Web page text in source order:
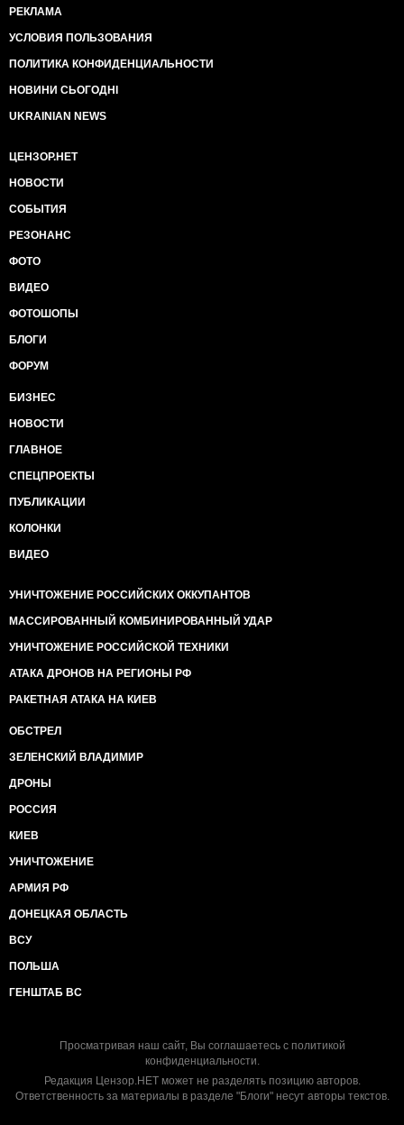
РЕКЛАМА
УСЛОВИЯ ПОЛЬЗОВАНИЯ
ПОЛИТИКА КОНФИДЕНЦИАЛЬНОСТИ
НОВИНИ СЬОГОДНІ
UKRAINIAN NEWS
ЦЕНЗОР.НЕТ
НОВОСТИ
СОБЫТИЯ
РЕЗОНАНС
ФОТО
ВИДЕО
ФОТОШОПЫ
БЛОГИ
ФОРУМ
БИЗНЕС
НОВОСТИ
ГЛАВНОЕ
СПЕЦПРОЕКТЫ
ПУБЛИКАЦИИ
КОЛОНКИ
ВИДЕО
УНИЧТОЖЕНИЕ РОССИЙСКИХ ОККУПАНТОВ
МАССИРОВАННЫЙ КОМБИНИРОВАННЫЙ УДАР
УНИЧТОЖЕНИЕ РОССИЙСКОЙ ТЕХНИКИ
АТАКА ДРОНОВ НА РЕГИОНЫ РФ
РАКЕТНАЯ АТАКА НА КИЕВ
ОБСТРЕЛ
ЗЕЛЕНСКИЙ ВЛАДИМИР
ДРОНЫ
РОССИЯ
КИЕВ
УНИЧТОЖЕНИЕ
АРМИЯ РФ
ДОНЕЦКАЯ ОБЛАСТЬ
ВСУ
ПОЛЬША
ГЕНШТАБ ВС
Просматривая наш сайт, Вы соглашаетесь с политикой
конфиденциальности.
Редакция Цензор.НЕТ может не разделять позицию авторов.
Ответственность за материалы в разделе "Блоги" несут авторы текстов.